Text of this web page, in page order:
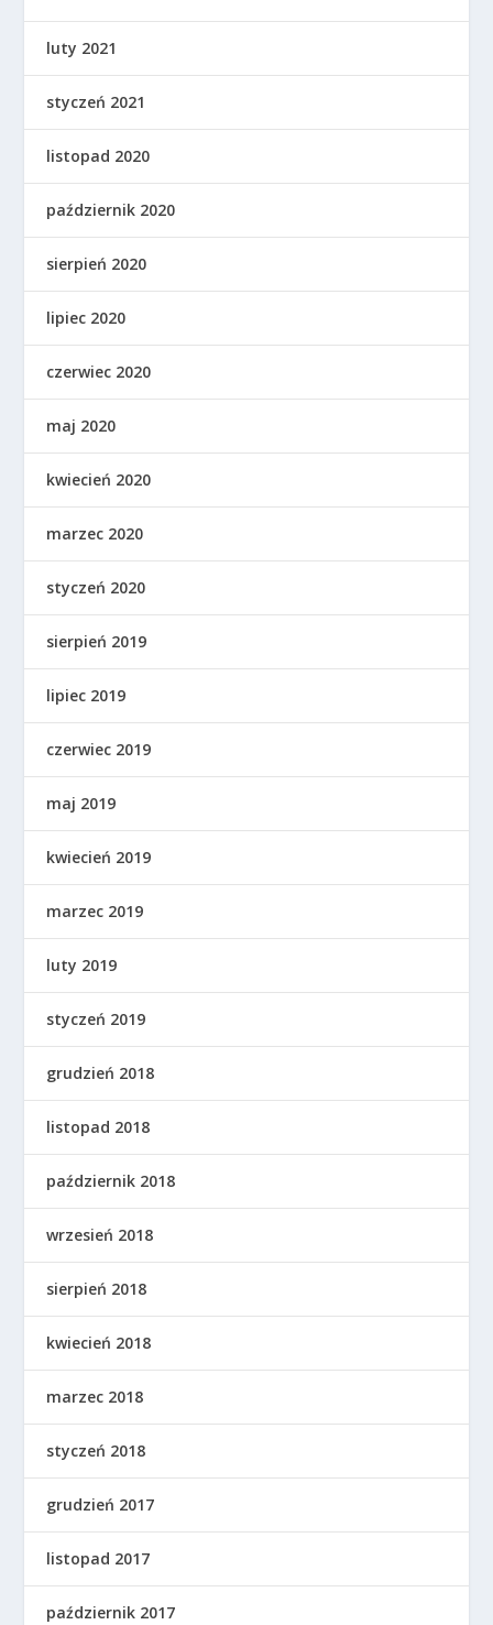
luty 2021
styczeń 2021
listopad 2020
październik 2020
sierpień 2020
lipiec 2020
czerwiec 2020
maj 2020
kwiecień 2020
marzec 2020
styczeń 2020
sierpień 2019
lipiec 2019
czerwiec 2019
maj 2019
kwiecień 2019
marzec 2019
luty 2019
styczeń 2019
grudzień 2018
listopad 2018
październik 2018
wrzesień 2018
sierpień 2018
kwiecień 2018
marzec 2018
styczeń 2018
grudzień 2017
listopad 2017
październik 2017